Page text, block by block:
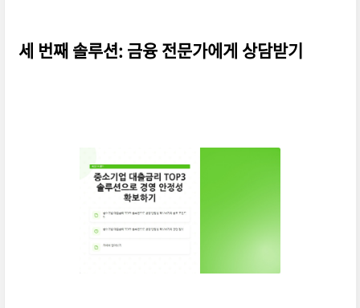
세 번째 솔루션: 금융 전문가에게 상담받기